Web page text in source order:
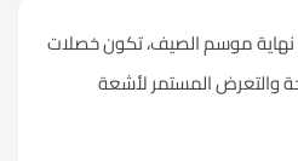
نهاية موسم الصيف، تكون خصلات
والتعرض المستمر لأشعة